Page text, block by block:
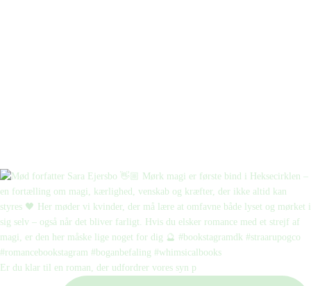
Er du klar til en roman, der udfordrer vores syn p